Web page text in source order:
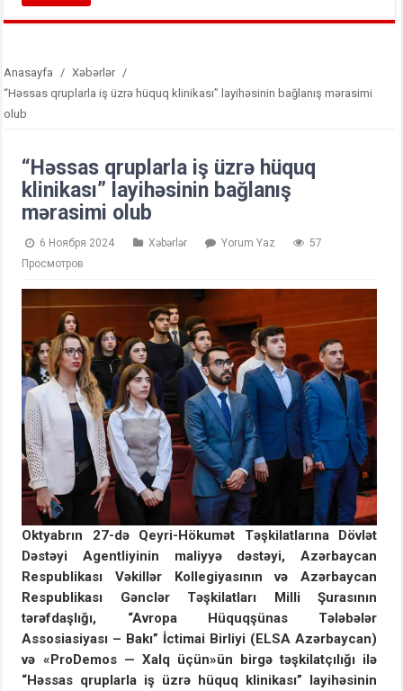
Anasayfa / Xəbərlər /
“Həssas qruplarla iş üzrə hüquq klinikası” layihəsinin bağlanış mərasimi
olub
“Həssas qruplarla iş üzrə hüquq
klinikası” layihəsinin bağlanış
mərasimi olub
6 Ноября 2024 Xəbərlər Yorum Yaz
57
Просмотров
Oktyabrın 27-də Qeyri-Hökumət Təşkilatlarına Dövlət
Dəstəyi Agentliyinin maliyyə dəstəyi, Azərbaycan
Respublikası Vəkillər Kollegiyasının və Azərbaycan
Respublikası Gənclər Təşkilatları Milli Şurasının
tərəfdaşlığı, “Avropa Hüquqşünas Tələbələr
Assosiasiyası – Bakı” İctimai Birliyi (ELSA Azərbaycan)
və «ProDemos — Xalq üçün»ün birgə təşkilatçılığı ilə
“Həssas qruplarla iş üzrə hüquq klinikası” layihəsinin